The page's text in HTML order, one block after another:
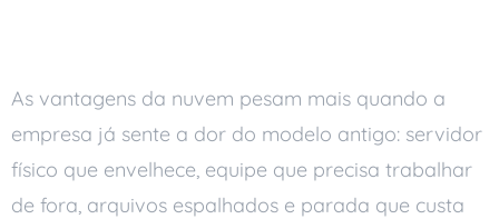
As vantagens da nuvem pesam mais quando a
empresa já sente a dor do modelo antigo: servidor
físico que envelhece, equipe que precisa trabalhar
de fora, arquivos espalhados e parada que custa